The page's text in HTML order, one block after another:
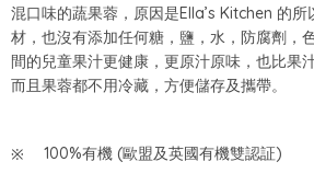
混口味的蔬果蓉，原因是Ella’s Kitchen 的
材，也沒有添加任何糖，鹽，水，防腐劑，
間的兒童果汁更健康，更原汁原味，也比果
而且果蓉都不用冷藏，方便儲存及攜帶。
100%有機 (歐盟及英國有機雙認証)